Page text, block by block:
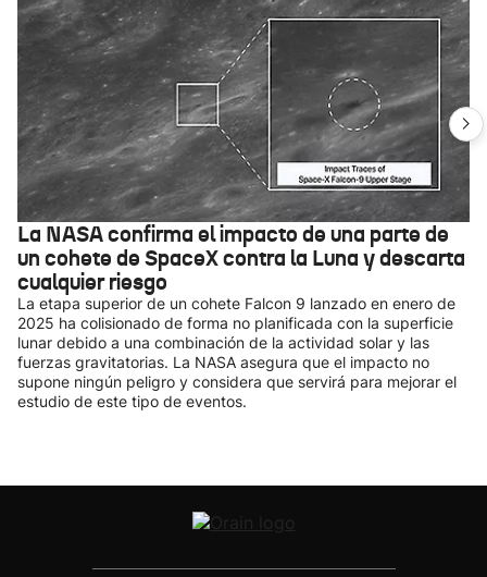
La NASA confirma el impacto de una parte de
un cohete de SpaceX contra la Luna y descarta
cualquier riesgo
La etapa superior de un cohete Falcon 9 lanzado en enero de
2025 ha colisionado de forma no planificada con la superficie
lunar debido a una combinación de la actividad solar y las
fuerzas gravitatorias. La NASA asegura que el impacto no
supone ningún peligro y considera que servirá para mejorar el
estudio de este tipo de eventos.